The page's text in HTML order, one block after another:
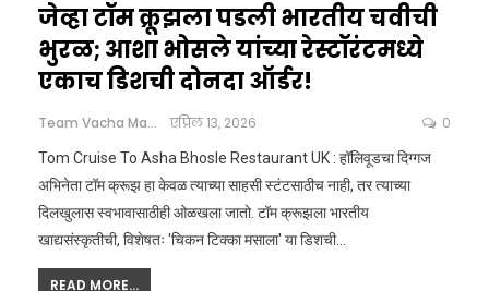
जेव्हा टॉम क्रूझला पडली भारतीय चवीची
भुरळ; आशा भोसले यांच्या रेस्टॉरंटमध्ये
एकाच डिशची दोनदा ऑर्डर!
Team Vacha Marathi एप्रिल 13, 2026 0
Tom Cruise To Asha Bhosle Restaurant UK : हॉलिवूडचा दिग्गज
अभिनेता टॉम क्रूझ हा केवळ त्याच्या साहसी स्टंटसाठीच नाही, तर त्याच्या
दिलखुलास स्वभावासाठीही ओळखला जातो. टॉम क्रूझला भारतीय
खाद्यसंस्कृतीची, विशेषतः 'चिकन टिक्का मसाला' या डिशची…
READ MORE...